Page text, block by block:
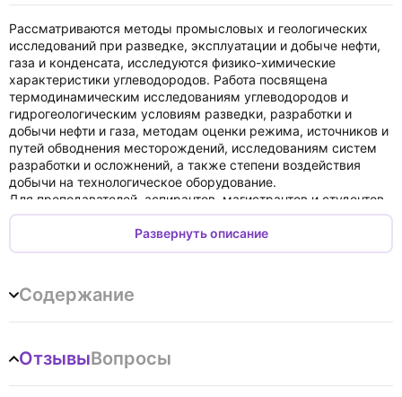
Рассматриваются методы промысловых и геологических
исследований при разведке, эксплуатации и добыче нефти,
газа и конденсата, исследуются физико-химические
характеристики углеводородов. Работа посвящена
термодинамическим исследованиям углеводородов и
гидрогеологическим условиям разведки, разработки и
добычи нефти и газа, методам оценки режима, источников и
путей обводнения месторождений, исследованиям систем
разработки и осложнений, а также степени воздействия
добычи на технологическое оборудование.
Для преподавателей, аспирантов, магистрантов и студентов,
обучающихся по дисциплинам «Геология и геохимия горючих
ископаемых», «Методы контроля разработки
месторождений нефти и газа», «Промысловые исследования
сероводорода», «Мониторинг разработки месторождений
нефти и газа», «Основы промысловой геологии и разработки
месторождений нефти и газа», «Экология разведки,
и методы полевых геологических исследований»,
«Разработка нефтяных и газовых месторождений», а также
для работников ТЭК и производственных геолого-
Развернуть описание
Содержание
ОтзывыВопросы